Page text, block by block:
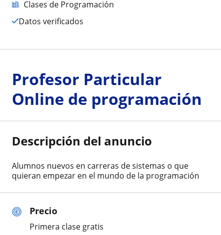
Clases de Programación
Datos verificados
Precio
Primera clase gratis
Profesor Particular
Online de programación
Descripción del anuncio
Alumnos nuevos en carreras de sistemas o que
quieran empezar en el mundo de la programación